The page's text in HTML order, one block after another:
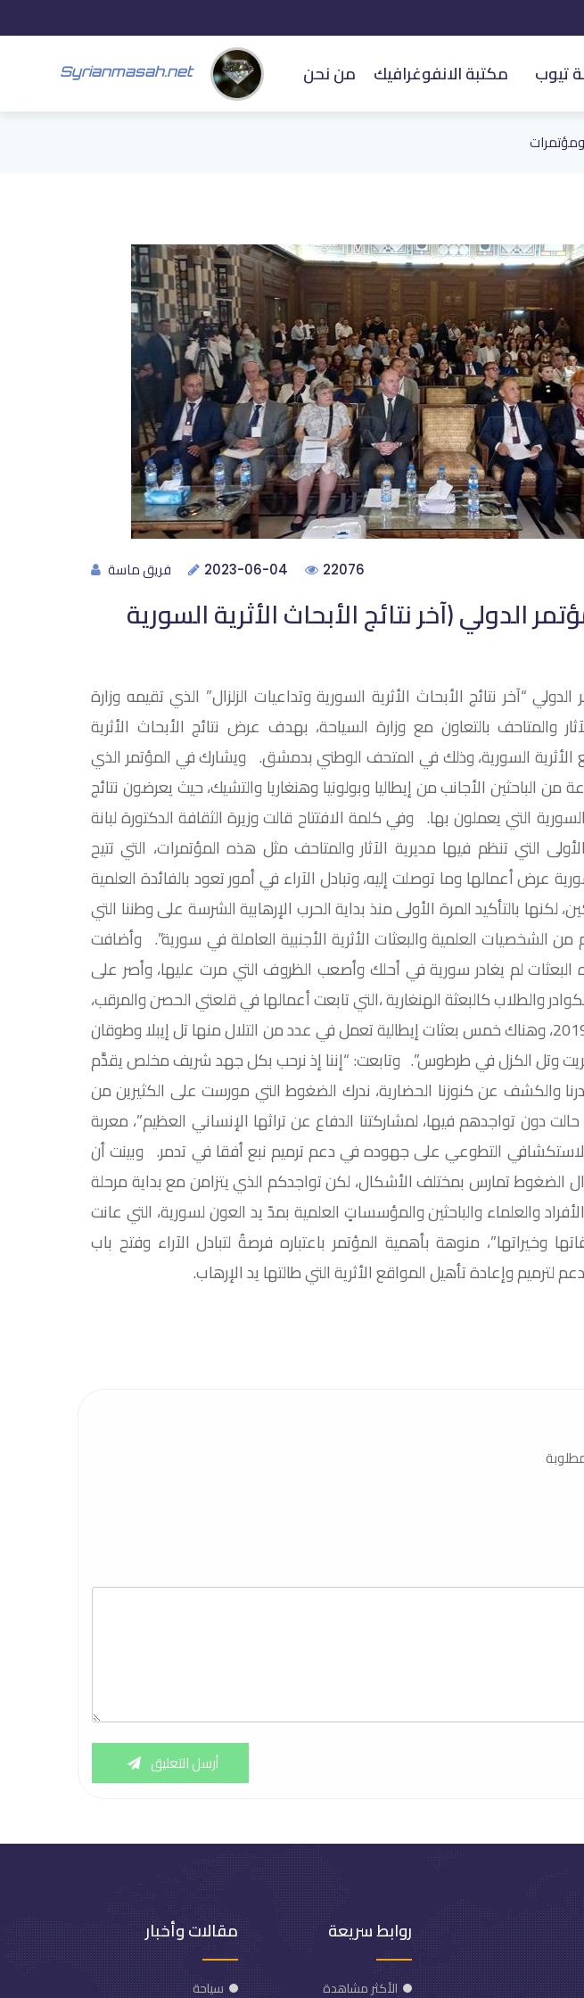
Syrianmasah.net تيوب مكتبة الانفوغرافيك من نحن
فريق ماسة 2023-06-04 22076
الدولي (آخر نتائج الأبحاث الأثرية السورية
“آخر نتائج الأبحاث الأثرية السورية وتداعيات الزلزال” الذي تقيمه وزارة
والمتاحف بالتعاون مع وزارة السياحة، بهدف عرض نتائج الأبحاث الأثرية
الأثرية السورية، وذلك في المتحف الوطني بدمشق. ويشارك في المؤتمر الذي
الباحثين الأجانب من إيطاليا وبولونيا وهنغاريا والتشيك، حيث يعرضون نتائج
التي يعملون بها. وفي كلمة الافتتاح قالت وزيرة الثقافة الدكتورة لبانة
التي تنظم فيها مديرية الآثار والمتاحف مثل هذه المؤتمرات، التي تتيح
عرض أعمالها وما توصلت إليه، وتبادل الآراء في أمور تعود بالفائدة العلمية
لكنها بالتأكيد المرة الأولى منذ بداية الحرب الإرهابية الشرسة على وطننا التي
الشخصيات العلمية والبعثات الأثرية الأجنبية العاملة في سورية”. وأضافت
لم يغادر سورية في أحلك وأصعب الظروف التي مرت عليها، وأصر على
والطلاب كالبعثة الهنغارية ،التي تابعت أعمالها في قلعتي الحصن والمرقب،
وبعضها الآخر عاد إليها عام 2019، وهناك خمس بعثات إيطالية تعمل في عدد من التلال منها تل إيبلا وطوقان
وتل الكزل في طرطوس”. وتابعت: “إننا إذ نرحب بكل جهد شريف مخلص يقدَّم
والكشف عن كنوزنا الحضارية، ندرك الضغوط التي مورست على الكثيرين من
دون تواجدهم فيها، لمشاركتنا الدفاع عن تراثها الإنساني العظيم”، معربة
التطوعي على جهوده في دعم ترميم نبع أفقا في تدمر. وبينت أن
الضغوط تمارس بمختلف الأشكال، لكن تواجدكم الذي يتزامن مع بداية مرحلة
والعلماء والباحثين والمؤسساتٍ العلمية بمدّ يد العون لسورية، التي عانت
وخيراتها”، منوهة بأهمية المؤتمر باعتباره فرصةٌ لتبادل الآراء وفتح باب
لترميم وإعادة تأهيل المواقع الأثرية التي طالتها يد الإرهاب.
أرسل التعليق
روابط سريعة
الأكثر مشاهدة
مقالات وأخبار
سياحة